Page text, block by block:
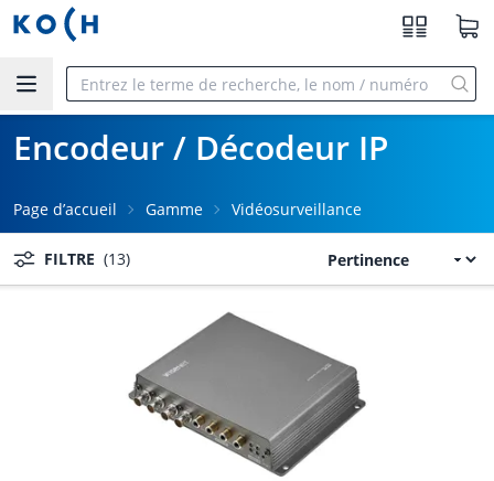
Aller au contenu principal
Encodeur / Décodeur IP
Page d’accueil Gamme Vidéosurveillance
FILTRE (13)